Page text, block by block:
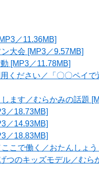
／11.36MB]
大会 [MP3／9.57MB]
[MP3／11.78MB]
ください／「〇〇ペイで
ます／むらかみの話題
／18.73MB]
／14.93MB]
／18.83MB]
こで働く／おたんしょう
のキッズモデル／むら